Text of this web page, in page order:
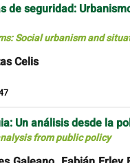
de seguridad:
Social urbanism and
Celis
Un análisis desde la
from public policy